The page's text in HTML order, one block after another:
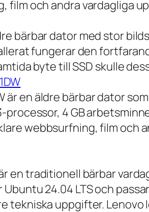
film och andra vardagliga
bärbar dator med stor
fungerar den
byte till SSD skulle
är en äldre bärbar dator
processor, 4 GB
webbsurfning, film och
en traditionell bärbar
Ubuntu 24.04 LTS och
tekniska uppgifter. Lenovo